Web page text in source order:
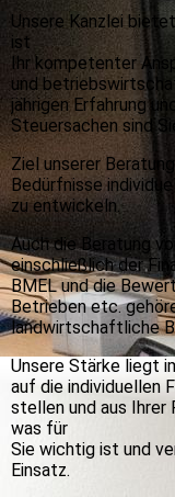
Unsere Kanzlei
ist
Ihr kompetenter
und
jährigen Erfahrung
Steuersachen sind
Ziel unserer
Bedürf­nisse
zu ent­wic­keln.
Auch die Beratung
einschließlich der
BMEL und die
Betrieben etc.
landwirtschaftliche
Unsere Stärke liegt
auf die indi­vi­duellen
stellen und aus Ihrer
was für
Sie wichtig ist und
Einsatz.